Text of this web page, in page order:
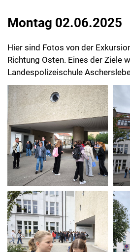
Montag 02.06.2025
Hier sind Fotos von der
Richtung Osten. Eines der Ziele
Landespolizeischule